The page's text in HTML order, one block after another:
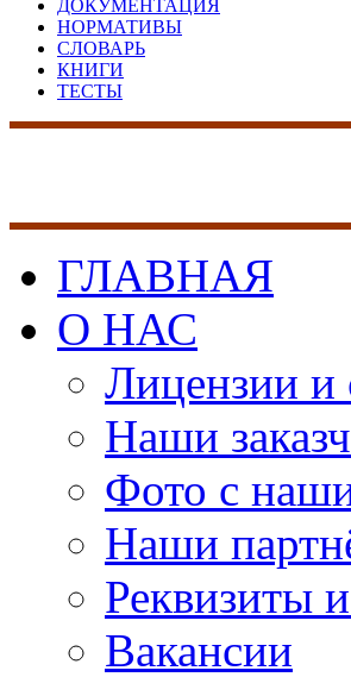
ДОКУМЕНТАЦИЯ
НОРМАТИВЫ
СЛОВАРЬ
КНИГИ
ТЕСТЫ
ГЛАВНАЯ
О НАС
Лицензии и
Наши
Фото с
Наши
Реквизиты
Вакансии